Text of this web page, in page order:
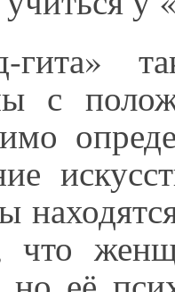
гита»
с
что